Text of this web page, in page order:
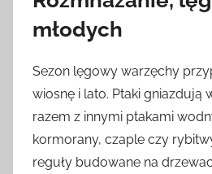
młodych
Sezon lęgowy warzęchy
wiosnę i lato. Ptaki gniazdują
razem z innymi ptakami
kormorany, czaple czy
reguły budowane na